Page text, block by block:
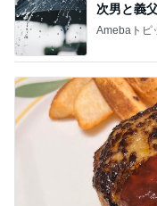
次男と義
Amebaトピ